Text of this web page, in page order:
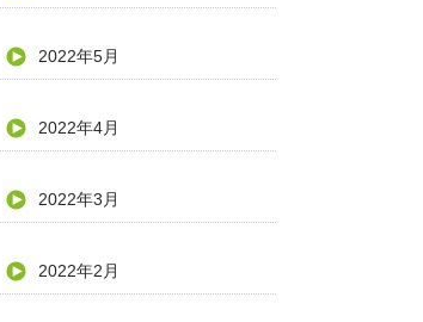
2022年5月
2022年4月
2022年3月
2022年2月